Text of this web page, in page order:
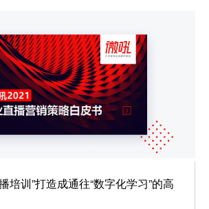
培训”打造成通往“数字化学习”的高